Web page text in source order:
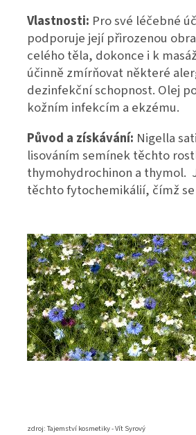
Vlastnosti: Pro své léčebné
podporuje její přirozenou
celého těla, dokonce i k
účinně zmírňovat některé
dezinfekční schopnost. Olej
kožním infekcím a ekzému.
Původ a získávání: Nigella
lisováním semínek těchto
thymohydrochinon a thymol.
těchto fytochemikálií, čímž
zdroj: Tajemství kosmetiky - Vít Syrový